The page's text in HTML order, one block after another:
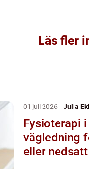
Läs fler
01 juli 2026 Julia
Fysioterapi
vägledning
eller